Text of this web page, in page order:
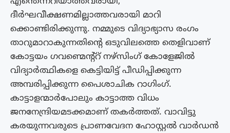
ദീർഘവീക്ഷണമില്ലാത്തവരായി മാറി
ക്കൊണ്ടിരിക്കുന്നു. നമ്മുടെ വിദ്യാഭ്യാസ രംഗം
താറുമാറാകുന്നതിൻ്റെ ഒടുവിലത്തെ തെളിവാണ്
കോട്ടയം ഗവണ്മെന്റ്റ് നഴ്‌സിംഗ് കോളേജിൽ
വിദ്യാർത്ഥികളെ കെട്ടിയിട്ട് പീഡിപ്പിക്കുന്ന
അമ്പരിപ്പിക്കുന്ന പൈശാചിക റാഗിംഗ്.
കാട്ടാളന്മാർപോലും കാട്ടാത്ത വിധം
ജനനേന്ദ്രിയമടക്കമാണ് തകർത്തത്. വാവിട്ടു
കരയുന്നവരുടെ പ്രാണവേദന ഹോസ്റ്റൽ വാർഡൻ